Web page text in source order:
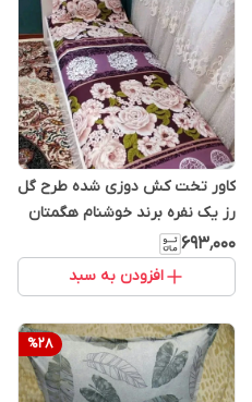
کاور تخت کش دوزی شده طرح گل
رز یک نفره برند خوشنام هگمتان
۶۹۳٬۰۰۰
افزودن به سبد
%28